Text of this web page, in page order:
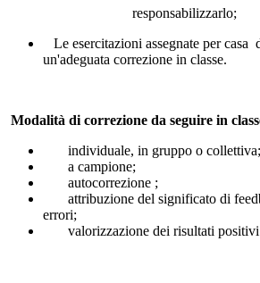
responsabilizzarlo;
Le esercitazioni assegnate per casa
un'adeguata correzione in classe.
Modalità di correzione da seguire in
individuale, in gruppo o collettiva;
a campione;
autocorrezione ;
attribuzione del significato di
errori;
valorizzazione dei risultati